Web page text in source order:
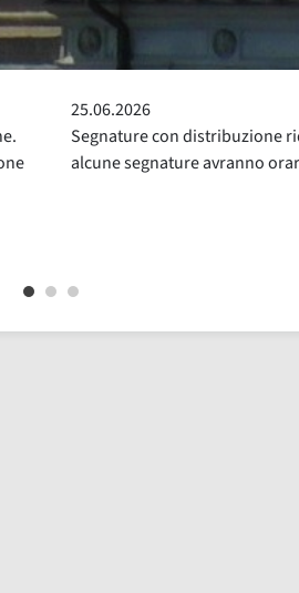
24.05.2026
Sospensione del Servizio di
luglio compresi, per la